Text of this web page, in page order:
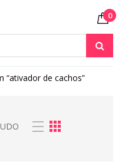
0
“ativador de cachos”